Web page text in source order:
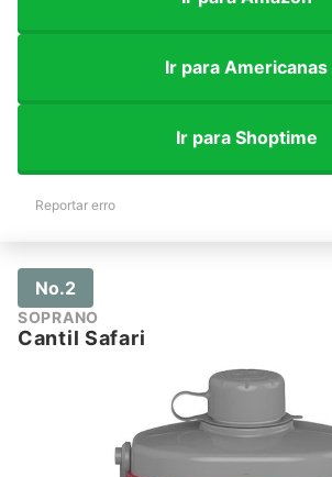
Ir para Americanas
Ir para Shoptime
Reportar erro
No.2
SOPRANO
Cantil Safari